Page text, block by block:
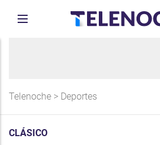
Telenoche > Deportes
CLÁSICO